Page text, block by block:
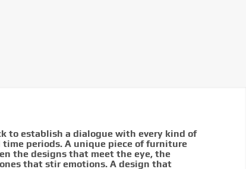
to establish a dialogue with every kind of
periods. A unique piece of furniture
the designs that meet the eye, the
that stir emotions. A design that